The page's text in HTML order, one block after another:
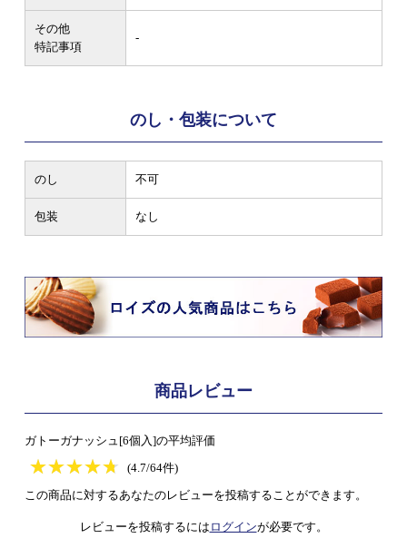
その他
特記事項
-
のし・包装について
のし 不可
包装 なし
商品レビュー
ガトーガナッシュ[6個入]の平均評価
★★★★★
★★★★★
(4.7/64件)
この商品に対するあなたのレビューを投稿することができます。
レビューを投稿するには ログインが必要です。